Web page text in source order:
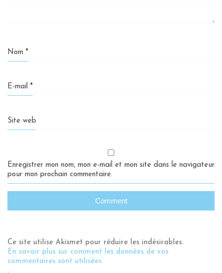
Nom *
E-mail *
Site web
Enregistrer mon nom, mon e-mail et mon site dans le navigateur
pour mon prochain commentaire.
Ce site utilise Akismet pour réduire les indésirables.
En savoir plus sur comment les données de vos
commentaires sont utilisées
.